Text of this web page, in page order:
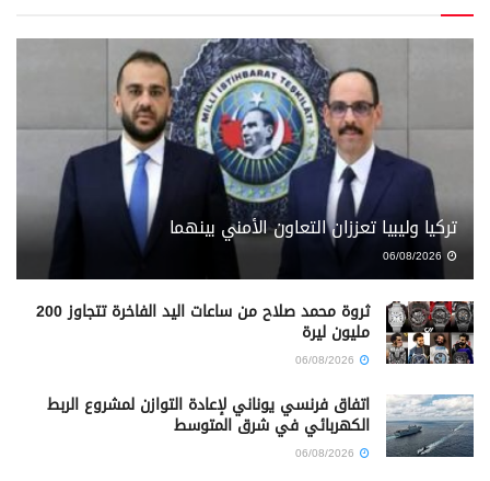
تركيا وليبيا تعززان التعاون الأمني بينهما
06/08/2026
ثروة محمد صلاح من ساعات اليد الفاخرة تتجاوز 200
مليون ليرة
اتفاق فرنسي يوناني لإعادة التوازن لمشروع الربط
الكهربائي في شرق المتوسط